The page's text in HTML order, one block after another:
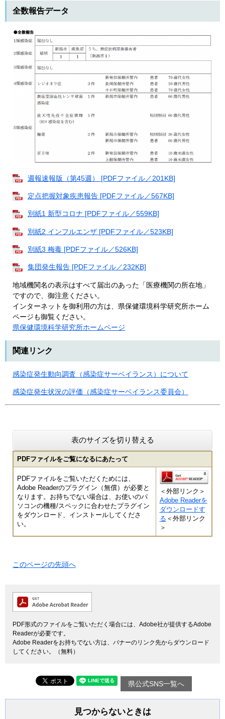
全数報告データ
週報速報版（第45週） [PDFファイル／201KB]
定点把握対象疾患報告 [PDFファイル／567KB]
別紙1 新型コロナ [PDFファイル／559KB]
別紙2 インフルエンザ [PDFファイル／523KB]
別紙3 梅毒 [PDFファイル／526KB]
集団発生報告 [PDFファイル／232KB]
地域機関名の表示はすべて届出のあった「医療機関の所在地」
ですので、御注意ください。
インターネットを御利用の方は、県保健環境科学研究所ホーム
ページも御覧ください。
県保健環境科学研究所ホームページ
関連リンク
感染症発生動向調査（感染症サーベイランス）について
感染症発生状況の評価（感染症サーベイランス委員会）
表のサイズを切り替える
PDFファイルをご覧になるにあたって
PDFファイルをご覧いただくためには、
Adobe Readerのプラグイン（無償）が必要と
なります。お持ちでない場合は、お使いのパ
ソコンの機種/スペックに合わせたプラグイン
をダウンロード、インストールしてくださ
い。
＜外部リンク＞
Adobe Readerを
ダウンロードす
る ＜外部リンク
＞
このページの先頭へ
PDF形式のファイルをご覧いただく場合には、Adobe社が提供するAdobe
Readerが必要です。
Adobe Readerをお持ちでない方は、バナーのリンク先からダウンロード
してください。（無料）
県公式SNS一覧へ
見つからないときは